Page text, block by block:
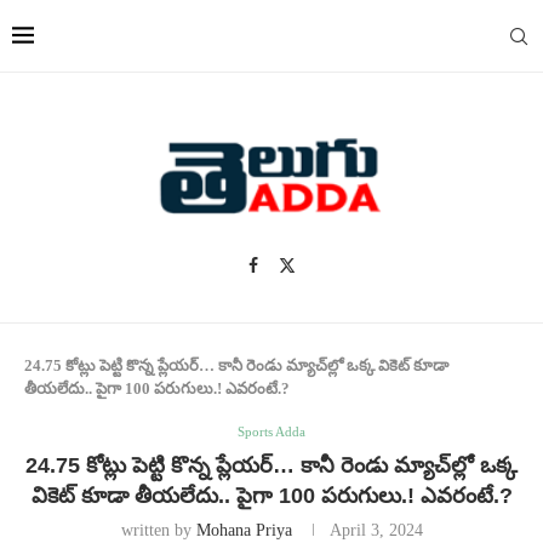
24.75 కోట్లు పెట్టి కొన్న ప్లేయర్… కానీ రెండు మ్యాచ్‌ల్లో ఒక్క వికెట్ కూడా
తీయలేదు.. పైగా 100 పరుగులు.! ఎవరంటే.?
Sports Adda
24.75 కోట్లు పెట్టి కొన్న ప్లేయర్… కానీ రెండు మ్యాచ్‌ల్లో ఒక్క
వికెట్ కూడా తీయలేదు.. పైగా 100 పరుగులు.! ఎవరంటే.?
written by Mohana Priya April 3, 2024